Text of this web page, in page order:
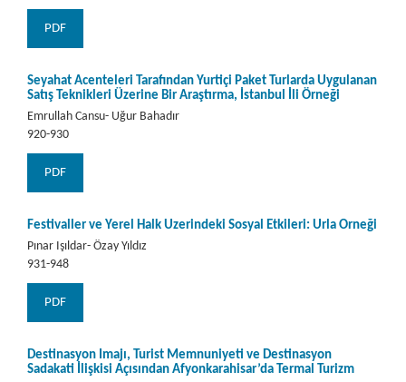
PDF
Seyahat Acenteleri Tarafından Yurtiçi Paket Turlarda Uygulanan
Satış Teknikleri Üzerine Bir Araştırma, İstanbul İli Örneği
Emrullah Cansu- Uğur Bahadır
920-930
PDF
Festivaller ve Yerel Halk Üzerindeki Sosyal Etkileri: Urla Örneği
Pınar Işıldar- Özay Yıldız
931-948
PDF
Destinasyon İmajı, Turist Memnuniyeti ve Destinasyon
Sadakati İlişkisi Açısından Afyonkarahisar’da Termal Turizm